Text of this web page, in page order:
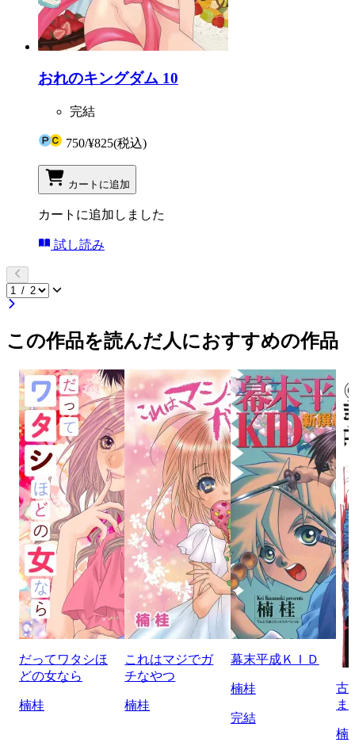
おれのキングダム 10
完結
750/¥825(税込)
カートに追加
カートに追加しました
試し読み
この作品を読んだ人におすすめの作品
だってワタシほ
どの女なら
楠桂
これはマジでガ
チなやつ
楠桂
幕末平成ＫＩＤ
楠桂
完結
古
ま
楠